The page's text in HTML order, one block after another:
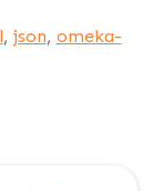
, json, omeka-